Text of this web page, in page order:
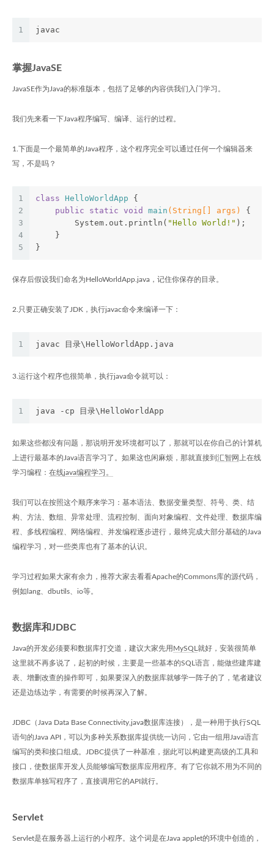
1 javac
掌握JavaSE
JavaSE作为Java的标准版本，包括了足够的内容供我们入门学习。
我们先来看一下Java程序编写、编译、运行的过程。
1.下面是一个最简单的Java程序，这个程序完全可以通过任何一个编辑器来
写，不是吗？
1
2
3
4
5
class HelloWorldApp
{
public
static void main (String[] args)
{
        System.out.println(
"Hello World!" );
    }
}
保存后假设我们命名为HelloWorldApp.java，记住你保存的目录。
2.只要正确安装了JDK，执行javac命令来编译一下：
1 javac 目录\HelloWorldApp.java
3.运行这个程序也很简单，执行java命令就可以：
1 java -cp 目录\HelloWorldApp
如果这些都没有问题，那说明开发环境都可以了，那就可以在你自己的计算机
上进行最基本的Java语言学习了。如果这也闲麻烦，那就直接到 汇智网上在线
学习编程： 在线java编程学习。
我们可以在按照这个顺序来学习：基本语法、数据变量类型、符号、类、结
构、方法、数组、异常处理、流程控制、面向对象编程、文件处理、数据库编
程、多线程编程、网络编程、并发编程逐步进行，最终完成大部分基础的Java
编程学习，对一些类库也有了基本的认识。
学习过程如果大家有余力，推荐大家去看看Apache的Commons库的源代码，
例如lang、dbutils、io等。
数据库和JDBC
Java的开发必须要和数据库打交道，建议大家先用 MySQL就好，安装很简单
这里就不再多说了，起初的时候，主要是一些基本的SQL语言，能做些建库建
表、增删改查的操作即可，如果要深入的数据库就够学一阵子的了，笔者建议
还是边练边学，有需要的时候再深入了解。
JDBC（Java Data Base Connectivity,java数据库连接），是一种用于执行SQL
语句的Java API，可以为多种关系数据库提供统一访问，它由一组用Java语言
编写的类和接口组成。JDBC提供了一种基准，据此可以构建更高级的工具和
接口，使数据库开发人员能够编写数据库应用程序。有了它你就不用为不同的
数据库单独写程序了，直接调用它的API就行。
Servlet
Servlet是在服务器上运行的小程序。这个词是在Java applet的环境中创造的，